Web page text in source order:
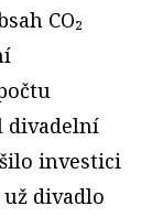
CO₂
divadelní
investici
divadlo